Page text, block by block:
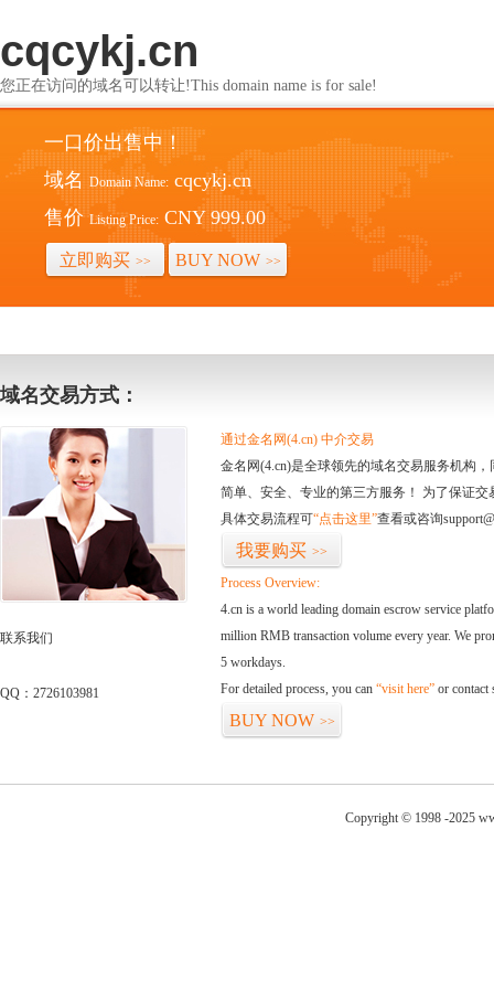
cqcykj.cn
您正在访问的域名可以转让!This domain name is for sale!
一口价出售中！
域名 Domain Name: cqcykj.cn
售价 Listing Price: CNY 999.00
立即购买 >> BUY NOW >>
域名交易方式：
联系我们
QQ：2726103981
通过金名网(4.cn) 中介交易
金名网(4.cn)是全球领先的域名交易服务机构
简单、安全、专业的第三方服务！ 为了保证
具体交易流程可“点击这里”查看或咨询
我要购买 >>
Process Overview:
4.cn is a world leading domain escrow service
million RMB transaction volume every year. We
5 workdays.
For detailed process, you can “visit here” or contact
BUY NOW >>
Copyright © 1998 -2025